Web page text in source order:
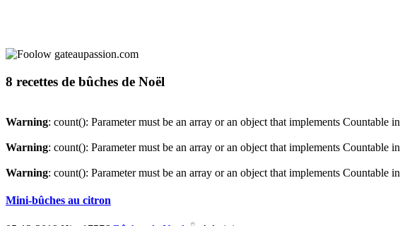
8 recettes de bûches de Noël
Warning: count(): Parameter must be an array or an object that implements Countable in
Warning: count(): Parameter must be an array or an object that implements Countable in
Warning: count(): Parameter must be an array or an object that implements Countable in
Mini-bûches au citron